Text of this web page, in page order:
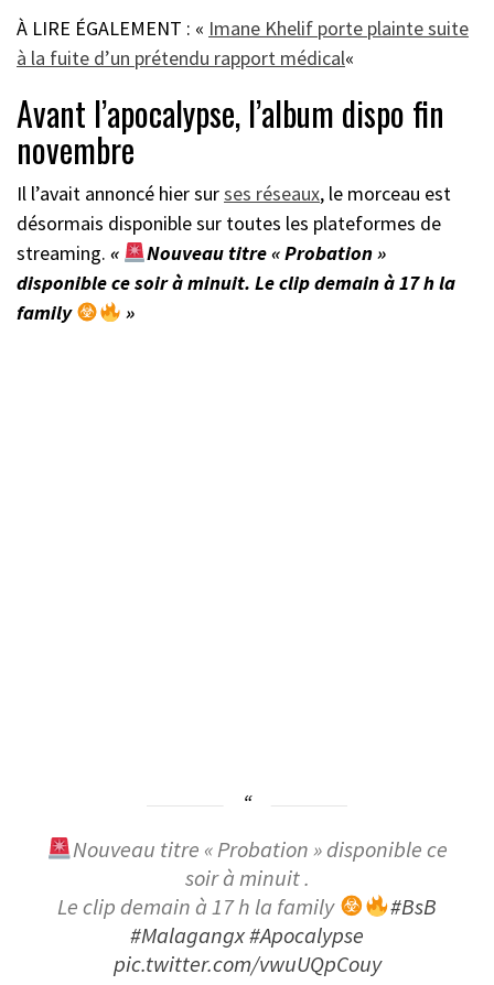
À LIRE ÉGALEMENT : « Imane Khelif porte plainte suite
à la fuite d’un prétendu rapport médical«
Avant l’apocalypse, l’album dispo fin
novembre
Il l’avait annoncé hier surses réseaux, le morceau est
désormais disponible sur toutes les plateformes de
streaming. «
Nouveau titre « Probation »
disponible ce soir à minuit. Le clip demain à 17 h la
family
»
Nouveau titre « Probation » disponible ce
soir à minuit .
Le clip demain à 17 h la family
#BsB
#Malagangx#Apocalypse
pic.twitter.com/vwuUQpCouy